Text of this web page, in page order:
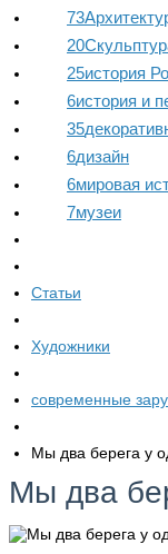
73
20
25история
6история и
35
6дизайн
6мировая
7музеи
Статьи
Художники
современные
Мы два берега у
Мы два